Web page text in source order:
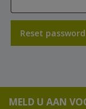
Reset password
MELD U AAN